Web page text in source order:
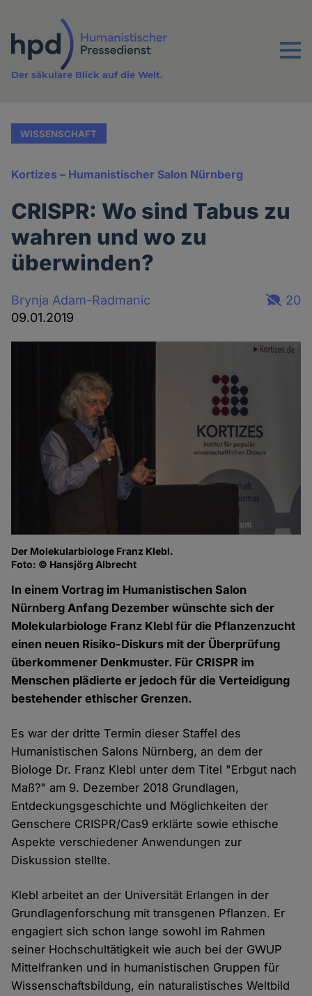
Inhalt
Menu
Der säkulare Blick auf die Welt.
WISSENSCHAFT
Kortizes – Humanistischer Salon Nürnberg
CRISPR: Wo sind Tabus zu
wahren und wo zu
überwinden?
Brynja Adam-Radmanic
09.01.2019
20
Der Molekularbiologe Franz Klebl.
Foto: © Hansjörg Albrecht
In einem Vortrag im Humanistischen Salon
Nürnberg Anfang Dezember wünschte sich der
Molekularbiologe Franz Klebl für die Pflanzenzucht
einen neuen Risiko-Diskurs mit der Überprüfung
überkommener Denkmuster. Für CRISPR im
Menschen plädierte er jedoch für die Verteidigung
bestehender ethischer Grenzen.
Es war der dritte Termin dieser Staffel des
Humanistischen Salons Nürnberg, an dem der
Biologe Dr. Franz Klebl unter dem Titel "Erbgut nach
Maß?" am 9. Dezember 2018 Grundlagen,
Entdeckungsgeschichte und Möglichkeiten der
Genschere CRISPR/Cas9 erklärte sowie ethische
Aspekte verschiedener Anwendungen zur
Diskussion stellte.
Klebl arbeitet an der Universität Erlangen in der
Grundlagenforschung mit transgenen Pflanzen. Er
engagiert sich schon lange sowohl im Rahmen
seiner Hochschultätigkeit wie auch bei der GWUP
Mittelfranken und in humanistischen Gruppen für
Wissenschaftsbildung, ein naturalistisches Weltbild